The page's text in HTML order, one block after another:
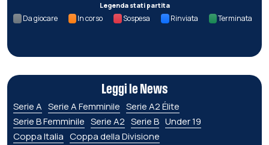
Legenda stati partita
Da giocare In corso Sospesa Rinviata Terminata
Leggi le News
Serie A Serie A Femminile Serie A2 Élite
Serie B Femminile Serie A2 Serie B Under 19
Coppa Italia Coppa della Divisione